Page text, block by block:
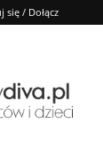
się / Dołącz